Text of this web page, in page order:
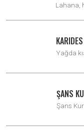
Lahana,
Yağda
ŞANS
Şans